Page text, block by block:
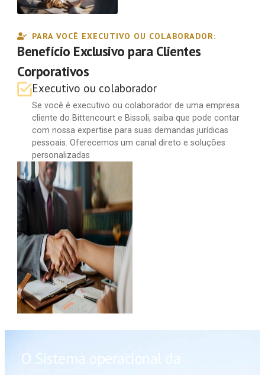
PARA VOCÊ EXECUTIVO OU COLABORADOR:
Benefício Exclusivo para Clientes
Corporativos
Executivo ou colaborador
Se você é executivo ou colaborador de uma empresa
cliente do Bittencourt e Bissoli, saiba que pode contar
com nossa expertise para suas demandas jurídicas
pessoais. Oferecemos um canal direto e soluções
personalizadas
O Sistema operacional da